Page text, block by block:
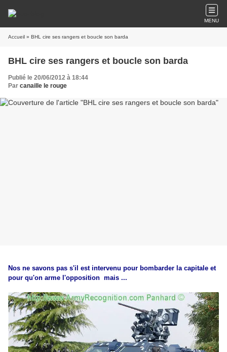
MENU
Accueil » BHL cire ses rangers et boucle son barda
BHL cire ses rangers et boucle son barda
Publié le 20/06/2012 à 18:44
Par canaille le rouge
Nos ne savons pas s'il est intervenu pour bombarder la capitale et
pour qu'on arme l'opposition mais ...